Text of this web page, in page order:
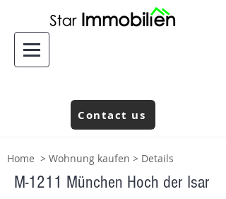
Contact us
Home > Wohnung kaufen > Details
M-1211 München Hoch der Isar